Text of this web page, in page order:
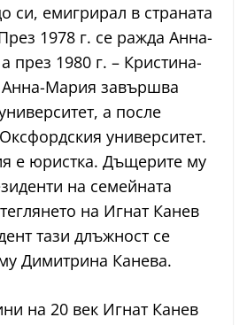
си, емигрирал в страната
1978 г. се ражда Анна-
през 1980 г. – Кристина-
Мария завършва
а после
университет.
е юристка. Дъщерите му
на семейната
на Игнат Канев
тази длъжност се
Димитрина Канева.
на 20 век Игнат Канев